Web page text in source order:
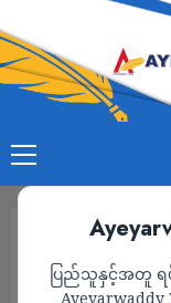
ပြည်သူနှင့်အတူ
က နိုင်ငံခြားရေးဝန်က